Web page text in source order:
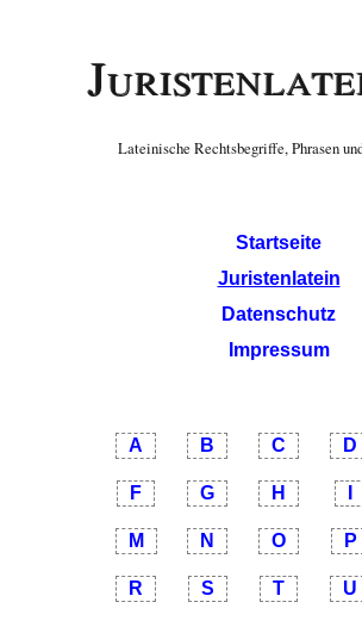
Lateinische Rechtsbegriffe, Phrasen
Startseite
Juristenlatein
Datenschutz
Impressum
A B C D
F G H
M N O P
R S T U